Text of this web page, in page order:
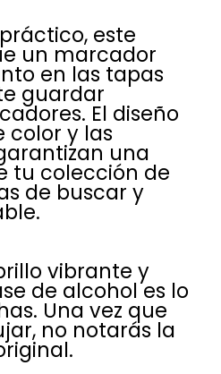
este
un marcador
en las tapas
guardar
El diseño
color y las
una
tu colección de
de buscar y
vibrante y
de alcohol es lo
Una vez que
no notarás la